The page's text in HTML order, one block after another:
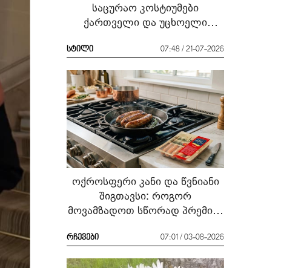
საცურაო კოსტიუმები
ქართველი და უცხოელი
რა ჩავიცვათ სანაპიროზე?
სტილი 07:48 / 21-07-2026
ოქროსფერი კანი და წვნიანი
შიგთავსი: როგორ
მოვამზადოთ სწორად პრემიუმ
„შეფმაისტერის“
რჩევები 07:01 / 03-08-2026